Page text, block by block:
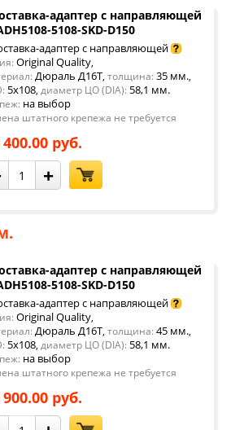
адаптер с направляющей
5108-SKD-D150
адаптер с направляющей
Original Quality,
Дюраль Д16Т, толщина: 35 мм.,
5x108, диаметр ЦО (DIA): 58,1 мм.
на выбор
штатного крепежа не требуется
руб.
+
адаптер с направляющей
5108-SKD-D150
адаптер с направляющей
Original Quality,
Дюраль Д16Т, толщина: 45 мм.,
5x108, диаметр ЦО (DIA): 58,1 мм.
на выбор
штатного крепежа не требуется
руб.